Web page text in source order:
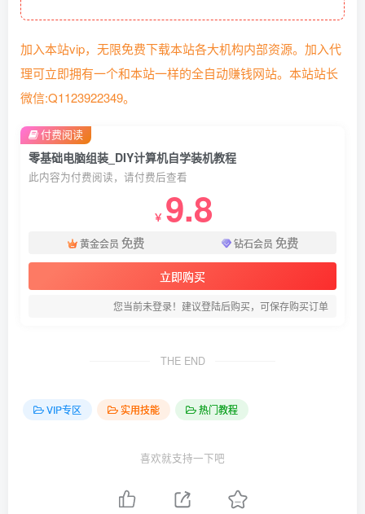
加入本站vip，无限免费下载本站各大机构内部资源。加入代
理可立即拥有一个和本站一样的全自动赚钱网站。本站站长
微信:Q1123922349。
零基础电脑组装_DIY计算机自学装机教程
此内容为付费阅读，请付费后查看
￥ 9.8
黄金会员 免费 钻石会员 免费
立即购买
您当前未登录！建议登陆后购买，可保存购买订单
付费阅读
THE END
VIP专区 实用技能 热门教程
喜欢就支持一下吧